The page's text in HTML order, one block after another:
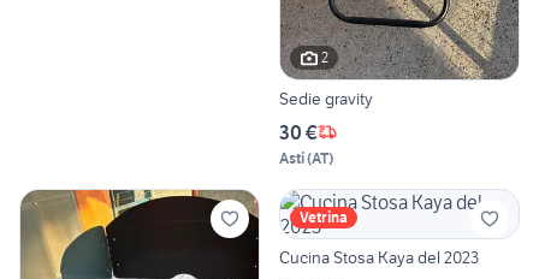
2
Sedie gravity
30 €
Asti(AT)
Vetrina
Cucina Stosa Kaya del 2023